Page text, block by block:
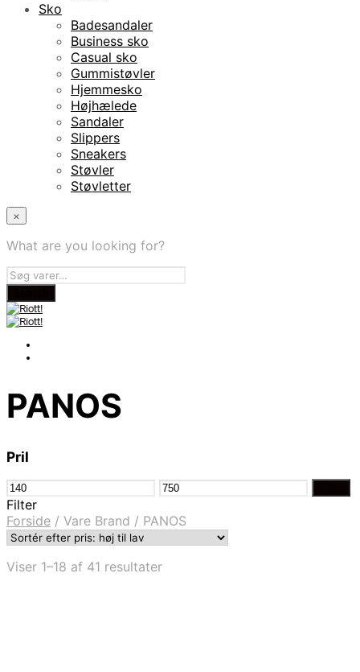
Sko
Badesandaler
Business sko
Casual sko
Gummistøvler
Hjemmesko
Højhælede
Sandaler
Slippers
Sneakers
Støvler
Støvletter
×
What are you looking for?
PANOS
Pril
Mindste
pris
Højeste
Filter
Forside / Vare Brand / PANOS
Viser 1–18 af 41 resultaterSorteret